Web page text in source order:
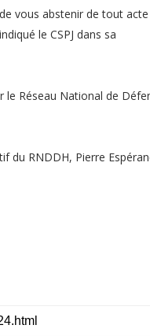
vous abstenir de tout acte
le CSPJ dans sa
le Réseau National de
du RNDDH, Pierre